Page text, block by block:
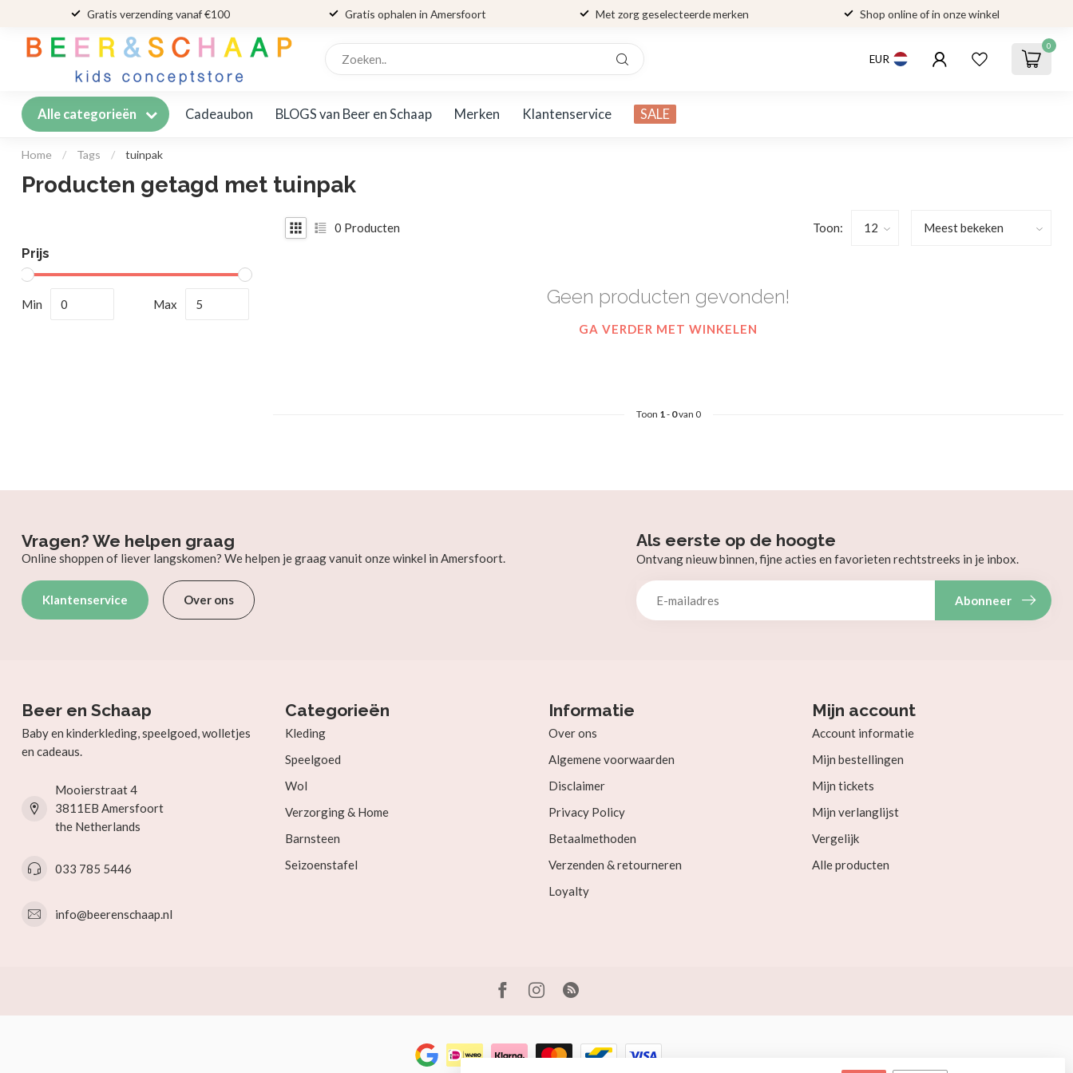
Gratis verzending vanaf €100 Gratis ophalen in Amersfoort Met zorg geselecteerde merken Shop online of in onze winkel
EUR
0
Alle categorieën Cadeaubon BLOGS van Beer en Schaap Merken Klantenservice SALE
Home / Tags / tuinpak
Producten getagd met tuinpak
Prijs
Min Max
0 Producten Toon:
Geen producten gevonden!
GA VERDER MET WINKELEN
Toon 1- 0van 0
Vragen? We helpen graag
Online shoppen of liever langskomen? We helpen je graag vanuit onze winkel in Amersfoort.
Klantenservice Over ons
Als eerste op de hoogte
Ontvang nieuw binnen, fijne acties en favorieten rechtstreeks in je inbox.
Abonneer
Beer en Schaap
Baby en kinderkleding, speelgoed, wolletjes
en cadeaus.
Mooierstraat 4
3811EB Amersfoort
the Netherlands
033 785 5446
info@beerenschaap.nl
Categorieën
Kleding
Speelgoed
Wol
Verzorging & Home
Barnsteen
Seizoenstafel
Informatie
Over ons
Algemene voorwaarden
Disclaimer
Privacy Policy
Betaalmethoden
Verzenden & retourneren
Loyalty
Mijn account
Account informatie
Mijn bestellingen
Mijn tickets
Mijn verlanglijst
Vergelijk
Alle producten